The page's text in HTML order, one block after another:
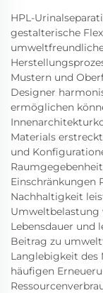
HPL-
gestalterische
Mustern und
Designer
ermöglichen
Materials
und
Einschränkungen
Nachhaltigkeit
Umweltbelastung
Lebensdauer und
Beitrag zu
Langlebigkeit des
häufigen